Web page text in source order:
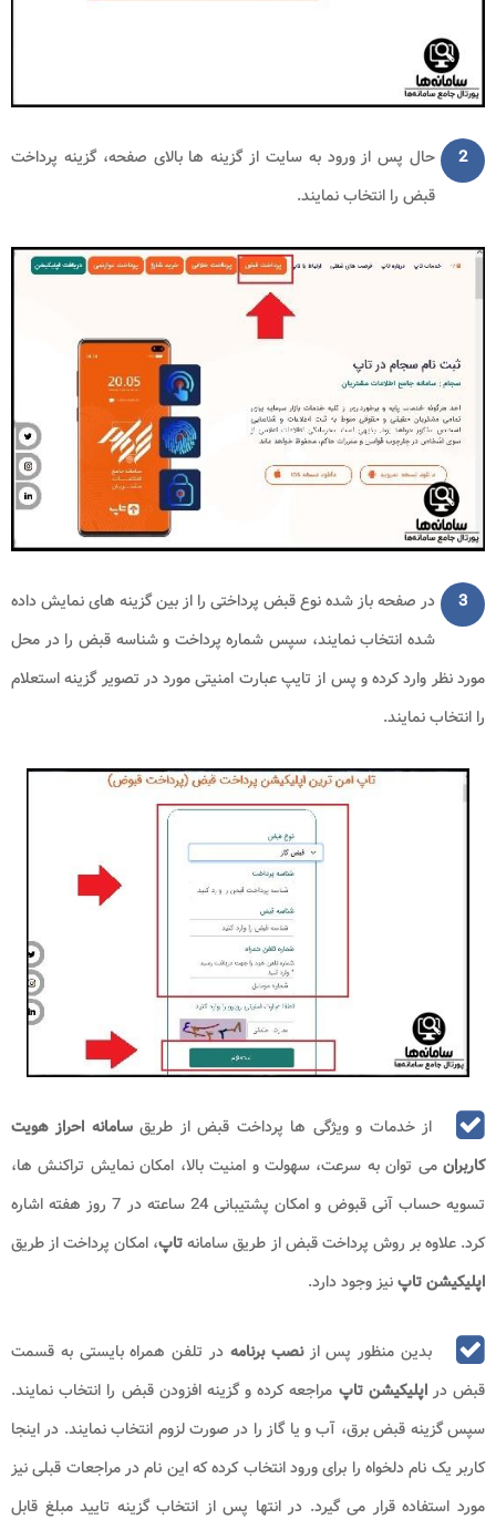
2
حال پس از ورود به سایت از گزینه ها بالای صفحه، گزینه پرداخت
قبض را انتخاب نمایند.
3
در صفحه باز شده نوع قبض پرداختی را از بین گزینه های نمایش داده
شده انتخاب نمایند، سپس شماره پرداخت و شناسه قبض را در محل
مورد نظر وارد کرده و پس از تایپ عبارت امنیتی مورد در تصویر گزینه استعلام
را انتخاب نمایند.
از خدمات و ویژگی ها پرداخت قبض از طریقسامانه احراز هویت
کاربران می توان به سرعت، سهولت و امنیت بالا، امکان نمایش تراکنش ها،
تسویه حساب آنی قبوض و امکان پشتیبانی 24 ساعته در 7 روز هفته اشاره
کرد. علاوه بر روش پرداخت قبض از طریق سامانهتاپ، امکان پرداخت از طریق
اپلیکیشن تاپنیز وجود دارد.
بدین منظور پس ازنصب برنامه در تلفن همراه بایستی به قسمت
قبض دراپلیکیشن تاپ مراجعه کرده و گزینه افزودن قبض را انتخاب نمایند.
سپس گزینه قبض برق، آب و یا گاز را در صورت لزوم انتخاب نمایند. در اینجا
کاربر یک نام دلخواه را برای ورود انتخاب کرده که این نام در مراجعات قبلی نیز
مورد استفاده قرار می گیرد. در انتها پس از انتخاب گزینه تایید مبلغ قابل